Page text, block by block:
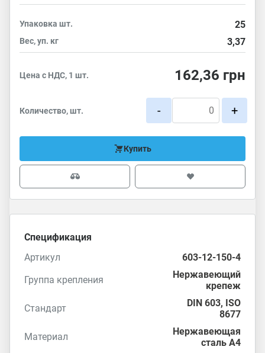
Упаковка шт. 25
Вес, уп. кг 3,37
Цена с НДС, 1 шт. 162,36 грн
Количество, шт. - +
Купить
Спецификация
Артикул
603-12-150-4
Группа крепления
Нержавеющий
крепеж
Стандарт
DIN 603, ISO
8677
Материал
Нержавеющая
сталь А4